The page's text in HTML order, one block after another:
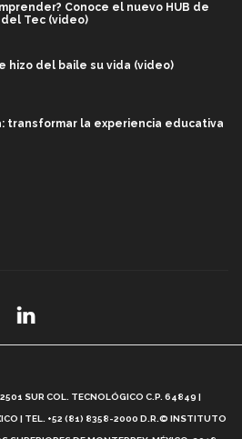
Conoce el nuevo HUB de
del Tec (video)
hizo del baile su vida (video)
transformar la experiencia educativa
Modelo Educativo Tec? (video)
SUR COL. TECNOLÓGICO C.P. 64849 |
| TEL. +52 (81) 8358-2000 D.R.© INSTITUTO